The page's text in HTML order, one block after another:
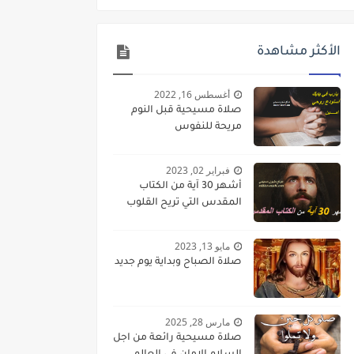
الأكثر مشاهدة
أغسطس 16, 2022
صلاة مسيحية قبل النوم
مريحة للنفوس
فبراير 02, 2023
أشهر 30 آية من الكتاب
المقدس التي تريح القلوب
مايو 13, 2023
صلاة الصباح وبداية يوم جديد
مارس 28, 2025
صلاة مسيحية رائعة من اجل